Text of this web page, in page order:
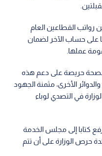
رواتب القطاعين العام
على حساب الآخر لضمان
عملها.
الصحة حريصة على دعم هذه
الأخرى، مثمنة الجهود
في التصدي لوباء
كتابا إلى مجلس الخدمة
حرص الوزارة على أن تتم